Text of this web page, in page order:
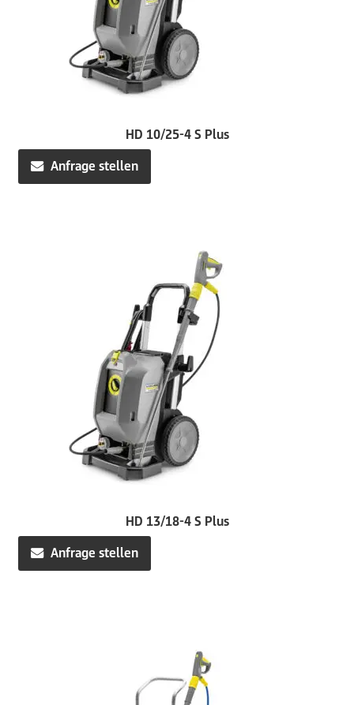
HD 10/25-4 S Plus
Anfrage stellen
HD 13/18-4 S Plus
Anfrage stellen